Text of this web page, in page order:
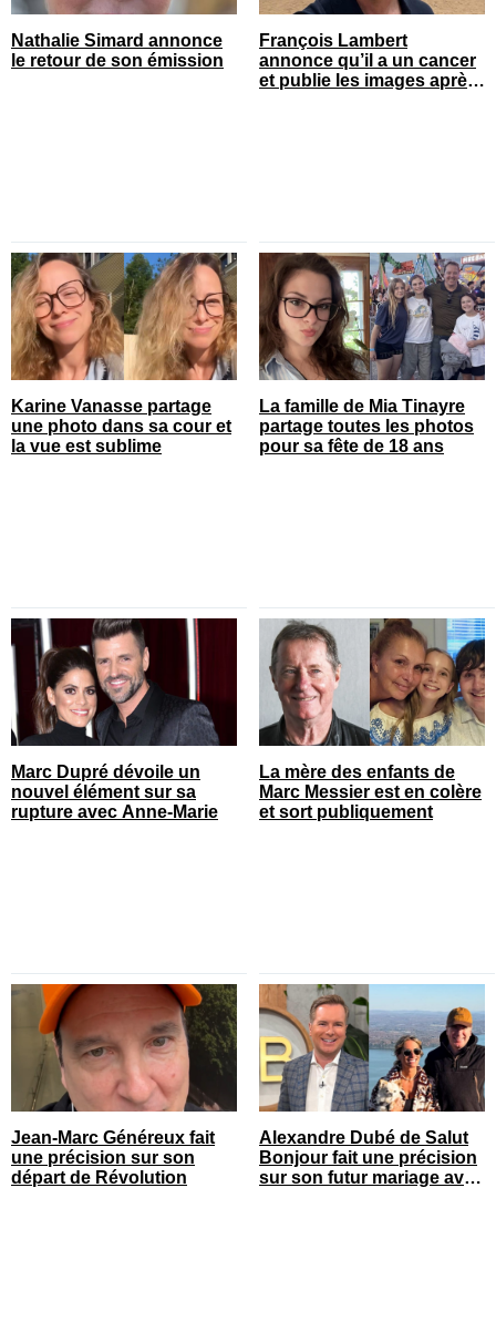
Nathalie Simard annonce
le retour de son émission
François Lambert
annonce qu’il a un cancer
et publie les images après
Karine Vanasse partage
une photo dans sa cour et
la vue est sublime
La famille de Mia Tinayre
partage toutes les photos
pour sa fête de 18 ans
Marc Dupré dévoile un
nouvel élément sur sa
rupture avec Anne-Marie
La mère des enfants de
Marc Messier est en colère
et sort publiquement
Jean-Marc Généreux fait
une précision sur son
départ de Révolution
Alexandre Dubé de Salut
Bonjour fait une précision
sur son futur mariage avec